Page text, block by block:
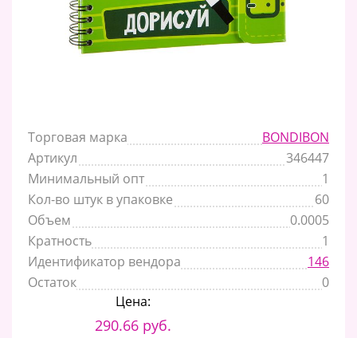
Торговая марка
BONDIBON
Артикул
346447
Минимальный опт
1
Кол-во штук в упаковке
60
Объем
0.0005
Кратность
1
Идентификатор вендора
146
Остаток
0
Цена:
290.66 руб.